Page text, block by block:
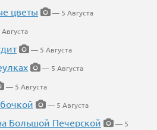
цветы
— 5 Августа
— 5 Августа
— 5 Августа
— 5 Августа
— 5 Августа
Большой Печерской
— 5